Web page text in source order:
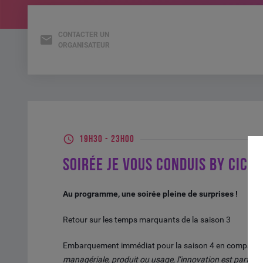
CONTACTER UN
ORGANISATEUR
19H30 - 23H00
SOIRÉE JE VOUS CONDUIS BY CIC
Au programme, une soirée pleine de surprises !
Retour sur les temps marquants de la saison 3
Embarquement immédiat pour la saison 4 en
managériale, produit ou usage, l’innovation est partout !